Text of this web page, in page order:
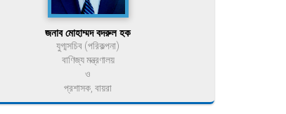
জনাব মোহাম্মদ বদরুল হক
যুগ্মসচিব (পরিকল্পনা)
বাণিজ্য মন্ত্রণালয়
ও
প্রশাসক, বায়রা